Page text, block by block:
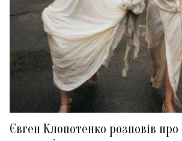
Євген Клопотенко розповів про